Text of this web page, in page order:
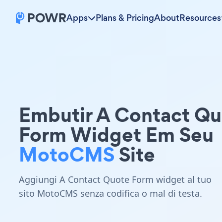
Apps Plans & PricingAboutResources
Embutir A Contact
Form Widget Em Seu
MotoCMSSite
Aggiungi A Contact Quote Form widget al tuo
sito MotoCMS senza codifica o mal di testa.